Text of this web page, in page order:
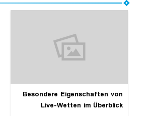
Besondere Eigenschaften von
Live-Wetten im Überblick